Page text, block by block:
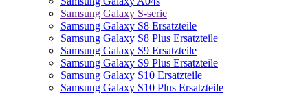
Samsung Galaxy S-serie
Samsung Galaxy S8 Ersatzteile
Samsung Galaxy S8 Plus Ersatzteile
Samsung Galaxy S9 Ersatzteile
Samsung Galaxy S9 Plus Ersatzteile
Samsung Galaxy S10 Ersatzteile
Samsung Galaxy S10 Plus Ersatzteile